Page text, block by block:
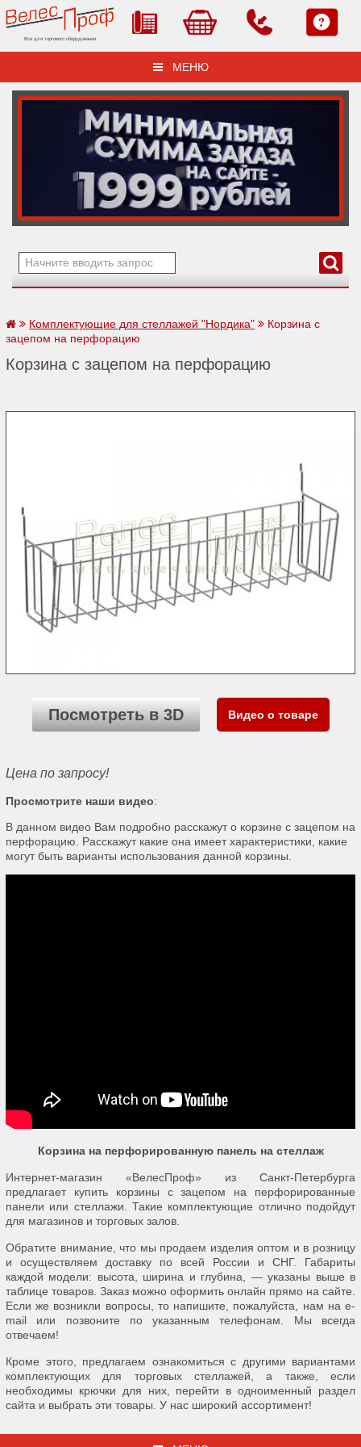
Все для торгового оборудования
МЕНЮ
Комплектующие для стеллажей "Нордика"
Корзина с
зацепом на перфорацию
Корзина с зацепом на перфорацию
Посмотреть в 3D Видео о товаре
Цена по запросу!
Просмотрите наши видео:
В данном видео Вам подробно расскажут о корзине с зацепом на
перфорацию. Расскажут какие она имеет характеристики, какие
могут быть варианты использования данной корзины.
Корзина на перфорированную панель на стеллаж
Интернет-магазин «ВелесПроф» из Санкт-Петербурга
предлагает купить корзины с зацепом на перфорированные
панели или стеллажи. Такие комплектующие отлично подойдут
для магазинов и торговых залов.
Обратите внимание, что мы продаем изделия оптом и в розницу
и осуществляем доставку по всей России и СНГ. Габариты
каждой модели: высота, ширина и глубина, — указаны выше в
таблице товаров. Заказ можно оформить онлайн прямо на сайте.
Если же возникли вопросы, то напишите, пожалуйста, нам на e-
mail или позвоните по указанным телефонам. Мы всегда
отвечаем!
Кроме этого, предлагаем ознакомиться с другими вариантами
комплектующих для торговых стеллажей, а также, если
необходимы крючки для них, перейти в одноименный раздел
сайта и выбрать эти товары. У нас широкий ассортимент!